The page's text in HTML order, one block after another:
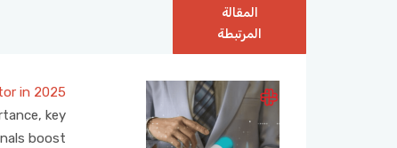
المقالة
المرتبطة
in 2025
key
boost